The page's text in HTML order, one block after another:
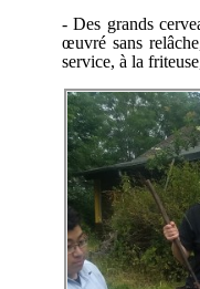
- Des grands
œuvré sans
service, à la